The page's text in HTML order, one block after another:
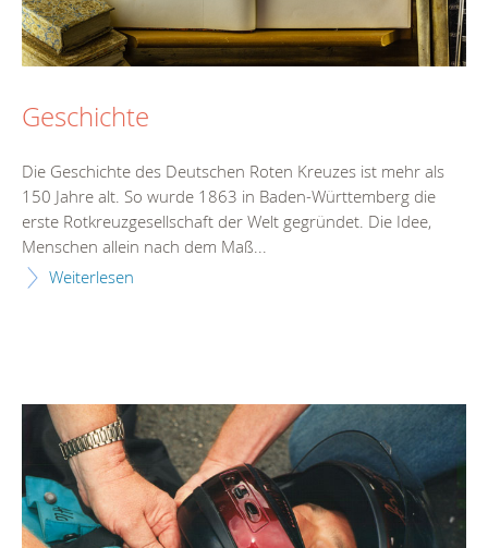
Geschichte
Die Geschichte des Deutschen Roten Kreuzes ist mehr als
150 Jahre alt. So wurde 1863 in Baden-Württemberg die
erste Rotkreuzgesellschaft der Welt gegründet. Die Idee,
Menschen allein nach dem Maß...
Weiterlesen